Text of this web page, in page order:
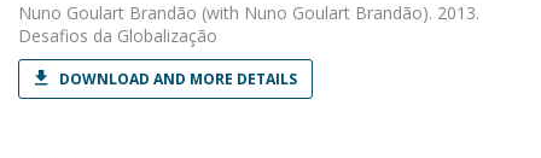
Nuno Goulart Brandão (with Nuno Goulart Brandão). 2013.
Desafios da Globalização
DOWNLOAD AND MORE DETAILS